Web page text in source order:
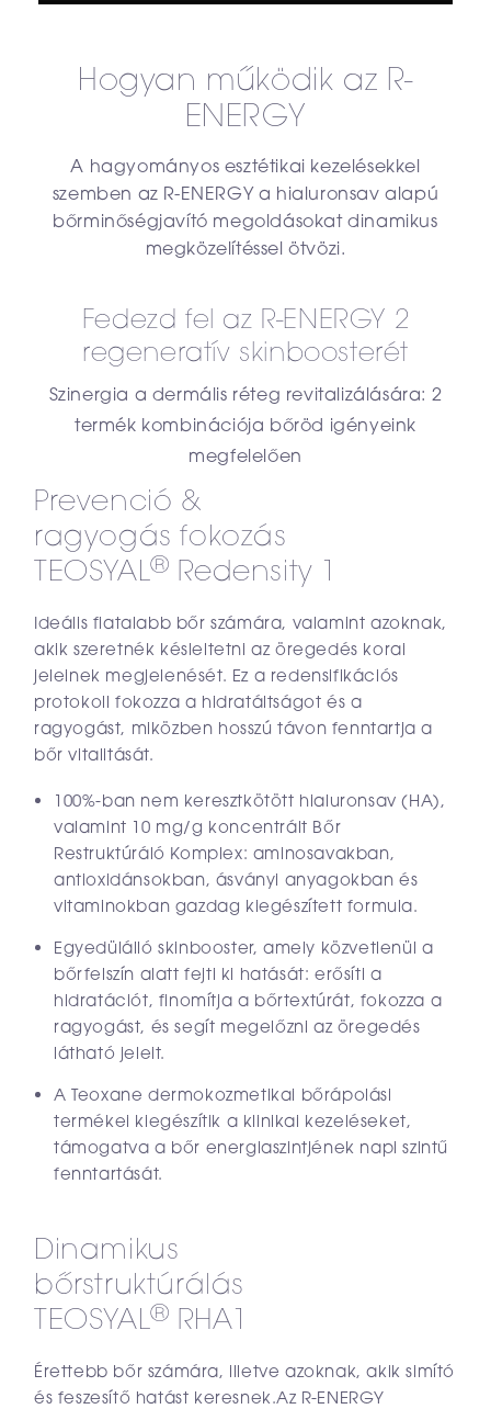
Hogyan működik az R-
ENERGY
A hagyományos esztétikai kezelésekkel
szemben az R-ENERGY a hialuronsav alapú
bőrminőségjavító megoldásokat dinamikus
megközelítéssel ötvözi.
Fedezd fel az R-ENERGY 2
regeneratív skinboosterét
Szinergia a dermális réteg revitalizálására: 2
termék kombinációja bőröd igényeink
megfelelően
Prevenció &
ragyogás fokozás
TEOSYAL® Redensity 1
Ideális fiatalabb bőr számára, valamint azoknak,
akik szeretnék késleltetni az öregedés korai
jeleinek megjelenését. Ez a redensifikációs
protokoll fokozza a hidratáltságot és a
ragyogást, miközben hosszú távon fenntartja a
bőr vitalitását.
100%-ban nem keresztkötött hialuronsav (HA),
valamint 10 mg/g koncentrált Bőr
Restruktúráló Komplex: aminosavakban,
antioxidánsokban, ásványi anyagokban és
vitaminokban gazdag kiegészített formula.
Egyedülálló skinbooster, amely közvetlenül a
bőrfelszín alatt fejti ki hatását: erősíti a
hidratációt, finomítja a bőrtextúrát, fokozza a
ragyogást, és segít megelőzni az öregedés
látható jeleit.
A Teoxane dermokozmetikai bőrápolási
termékei kiegészítik a klinikai kezeléseket,
támogatva a bőr energiaszintjének napi szintű
fenntartását.
Dinamikus
bőrstruktúrálás
TEOSYAL® RHA1
Érettebb bőr számára, illetve azoknak, akik simító
és feszesítő hatást keresnek.Az R-ENERGY